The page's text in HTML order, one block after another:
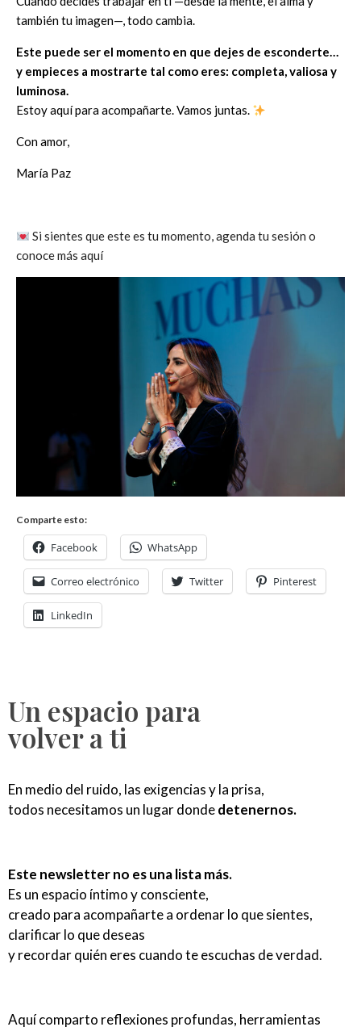
también tu imagen—, todo cambia.
Este puede ser el momento en que dejes de esconderte…
y empieces a mostrarte tal como eres: completa, valiosa y
luminosa.
Estoy aquí para acompañarte. Vamos juntas.
Con amor,
María Paz
Si sientes que este es tu momento, agenda tu sesión o
conoce más aquí
Comparte esto:
Facebook WhatsApp
Correo electrónico Twitter Pinterest
LinkedIn
Un espacio para
volver a ti
En medio del ruido, las exigencias y la prisa,
todos necesitamos un lugar dondedetenernos.
Este newsletter no es una lista más.
Es un espacio íntimo y consciente,
creado para acompañarte a ordenar lo que sientes,
clarificar lo que deseas
y recordar quién eres cuando te escuchas de verdad.
Aquí comparto reflexiones profundas, herramientas